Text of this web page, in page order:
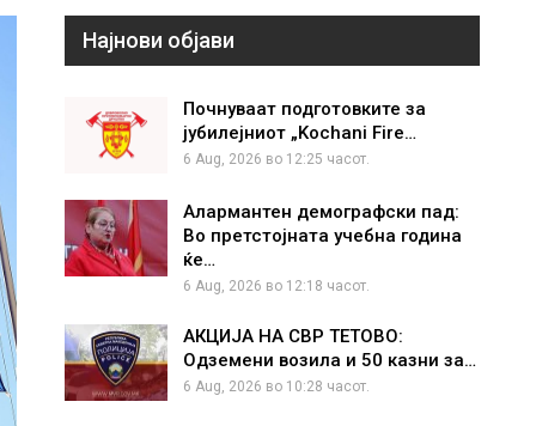
Најнови објави
Почнуваат подготовките за
јубилејниот „Kochani Fire…
6 Aug, 2026 во 12:25 часот.
Алармантен демографски пад:
Во претстојната учебна година
ќе…
6 Aug, 2026 во 12:18 часот.
АКЦИЈА НА СВР ТЕТОВО:
Одземени возила и 50 казни за…
6 Aug, 2026 во 10:28 часот.